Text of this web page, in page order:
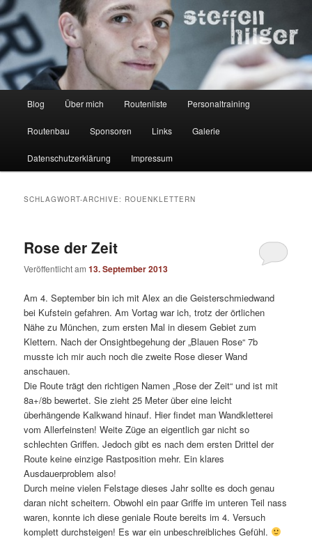
Zum
Inhalt
wechseln
Zum
sekundären
Inhalt
wechselnSteffen Hilger
Kletterer – Routenbauer – Trainer
Blog Über mich Routenliste Personaltraining
Routenbau Sponsoren Links Galerie
Datenschutzerklärung Impressum
SCHLAGWORT-ARCHIVE: ROUENKLETTERN
Rose der Zeit
Veröffentlicht am13. September 2013
Am 4. September bin ich mit Alex an die Geisterschmiedwand
bei Kufstein gefahren. Am Vortag war ich, trotz der örtlichen
Nähe zu München, zum ersten Mal in diesem Gebiet zum
Klettern. Nach der Onsightbegehung der „Blauen Rose“ 7b
musste ich mir auch noch die zweite Rose dieser Wand
anschauen.
Die Route trägt den richtigen Namen „Rose der Zeit“ und ist mit
8a+/8b bewertet. Sie zieht 25 Meter über eine leicht
überhängende Kalkwand hinauf. Hier findet man Wandkletterei
vom Allerfeinsten! Weite Züge an eigentlich gar nicht so
schlechten Griffen. Jedoch gibt es nach dem ersten Drittel der
Route keine einzige Rastposition mehr. Ein klares
Ausdauerproblem also!
Durch meine vielen Felstage dieses Jahr sollte es doch genau
daran nicht scheitern. Obwohl ein paar Griffe im unteren Teil nass
waren, konnte ich diese geniale Route bereits im 4. Versuch
komplett durchsteigen! Es war ein unbeschreibliches Gefühl.